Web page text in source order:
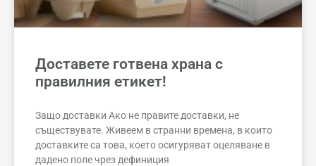
Доставете готвена храна с
правилния етикет!
Защо доставки Ако не правите доставки, не
съществувате. Живеем в странни времена, в които
доставките са това, което осигуряват оцеляване в
дадено поле чрез дефиниция